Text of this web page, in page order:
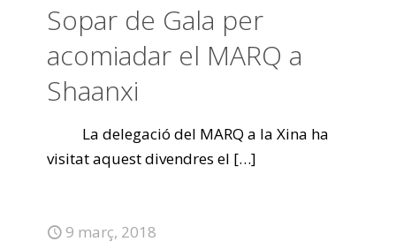
Sopar de Gala per
acomiadar el MARQ a
Shaanxi
La delegació del MARQ a la Xina ha
visitat aquest divendres el […]
9 març, 2018